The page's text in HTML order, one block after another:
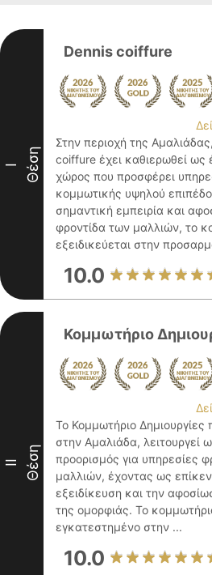
I Θέση
Dennis coiffure
Στην περιοχή της
coiffure έχει καθιερωθεί ως
χώρος που προσφέρει
κομμωτικής υψηλού
σημαντική εμπειρία και
φροντίδα των μαλλιών, το
εξειδικεύεται στην
10.0
II Θέση
Κομμωτήριο
Το Κομμωτήριο Δημιουργίες
στην Αμαλιάδα, λειτουργεί
προορισμός για υπηρεσίες
μαλλιών, έχοντας ως
εξειδίκευση και την
της ομορφιάς. Το
εγκατεστημένο στην ...
10.0